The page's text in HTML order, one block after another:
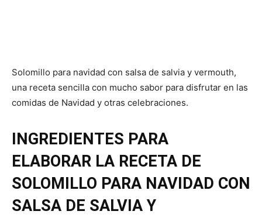
Solomillo para navidad con salsa de salvia y vermouth,
una receta sencilla con mucho sabor para disfrutar en las
comidas de Navidad y otras celebraciones.
INGREDIENTES PARA
ELABORAR LA RECETA DE
SOLOMILLO PARA NAVIDAD CON
SALSA DE SALVIA Y